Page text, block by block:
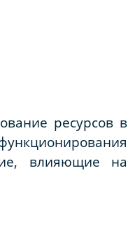
ресурсов в
влияющие на